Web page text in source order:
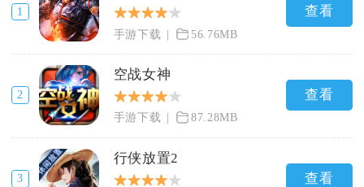
1
手游下载 56.76MB
查看
2
空战女神
手游下载 87.28MB
查看
3
行侠放置2
查看